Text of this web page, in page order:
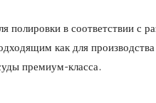
полировки в соответствии с
как для
премиум-класса.